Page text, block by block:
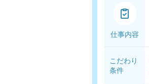
仕事内容
こだわり
条件